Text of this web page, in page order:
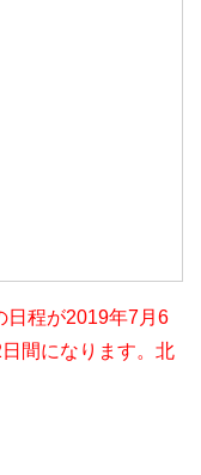
日程が2019年7月6
間になります。北